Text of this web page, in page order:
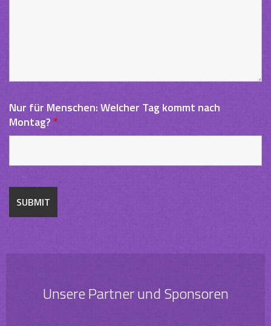
Nur für Menschen: Welcher Tag kommt nach
Montag?*
Unsere Partner und Sponsoren